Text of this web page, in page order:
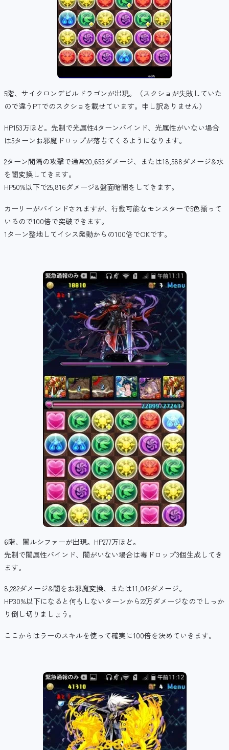
5階、サイクロンデビルドラゴンが出現。（スクショが失敗していた
ので違うPTでのスクショを載せています。申し訳ありません）
HP153万ほど。先制で光属性4ターンバインド、光属性がいない場合
は5ターンお邪魔ドロップが落ちてくるようになります。
2ターン間隔の攻撃で通常20,653ダメージ、または18,588ダメージ&水
を闇変換してきます。
HP50%以下で25,816ダメージ&盤面暗闇をしてきます。
カーリーがバインドされますが、行動可能なモンスターで5色揃って
いるので100倍で突破できます。
1ターン整地してイシス発動からの100倍でOKです。
6階、闇ルシファーが出現。HP277万ほど。
先制で闇属性バインド、闇がいない場合は毒ドロップ3個生成してき
ます。
8,282ダメージ&闇をお邪魔変換、または11,042ダメージ。
HP30%以下になると何もしないターンから22万ダメージなのでしっか
り倒し切りましょう。
ここからはラーのスキルを使って確実に100倍を決めていきます。